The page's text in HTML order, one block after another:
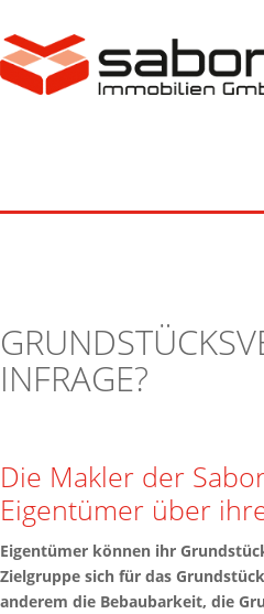
INFRAGE?
Die Makler der
Eigentümer über
Eigentümer können ihr
Zielgruppe sich für das
anderem die Bebaubarkeit, die